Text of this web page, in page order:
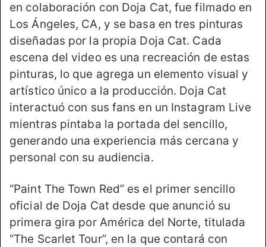
en colaboración con Doja Cat, fue filmado en
Los Ángeles, CA, y se basa en tres pinturas
diseñadas por la propia Doja Cat. Cada
escena del video es una recreación de estas
pinturas, lo que agrega un elemento visual y
artístico único a la producción. Doja Cat
interactuó con sus fans en un Instagram Live
mientras pintaba la portada del sencillo,
generando una experiencia más cercana y
personal con su audiencia.
“Paint The Town Red” es el primer sencillo
oficial de Doja Cat desde que anunció su
primera gira por América del Norte, titulada
“The Scarlet Tour”, en la que contará con